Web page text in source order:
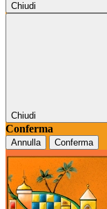
Chiudi
Chiudi
Conferma
Annulla Conferma